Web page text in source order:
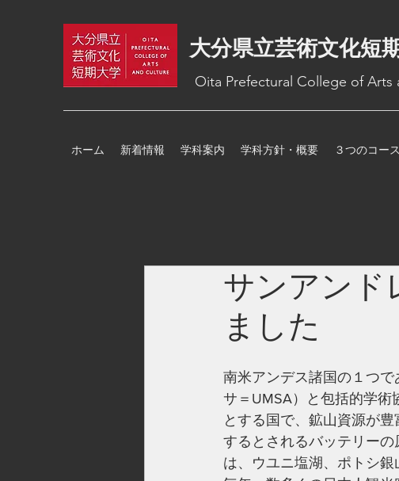
大分県立芸術文化短
Oita Prefectural College of
ホーム 新着情報 学科案内 学科方針・概要 ３つのコース
サンアンド
ました
南米アンデス諸国の１つ
サ＝UMSA）と包括的学
とする国で、鉱山資源が
するとされるバッテリー
は、ウユニ塩湖、ポトシ